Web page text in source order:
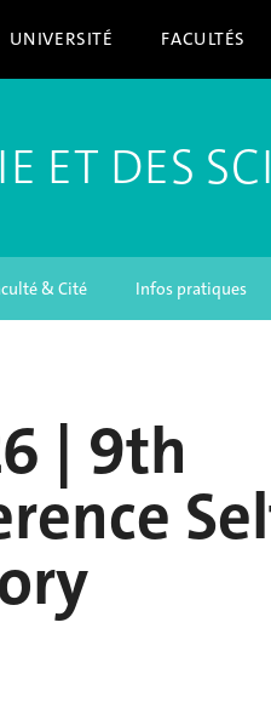
UNIVERSITÉ FACULTÉS
ET DES
& Cité Infos pratiques
| 9th